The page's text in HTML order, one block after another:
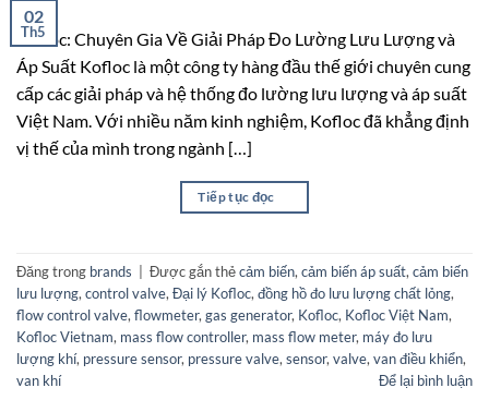
02
Th5
Kofloc: Chuyên Gia Về Giải Pháp Đo Lường Lưu Lượng và
Áp Suất Kofloc là một công ty hàng đầu thế giới chuyên cung
cấp các giải pháp và hệ thống đo lường lưu lượng và áp suất
Việt Nam. Với nhiều năm kinh nghiệm, Kofloc đã khẳng định
vị thế của mình trong ngành […]
Tiếp tục đọc
Đăng trong brands Được gắn thẻcảm biến,cảm biến áp suất,cảm biến
lưu lượng,control valve,Đại lý Kofloc,đồng hồ đo lưu lượng chất lỏng,
flow control valve,flowmeter,gas generator, Kofloc, Kofloc Việt Nam,
Kofloc Vietnam, mass flow controller, mass flow meter, máy đo lưu
lượng khí, pressure sensor, pressure valve,sensor,valve,van điều khiển,
van khí
Để lại bình luận